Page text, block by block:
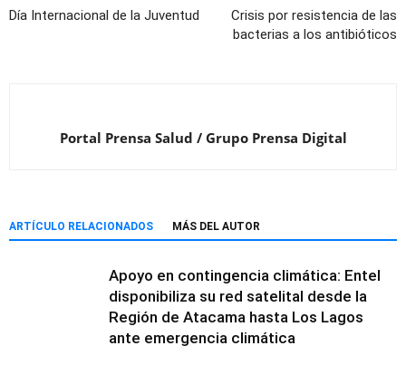
Día Internacional de la Juventud
Crisis por resistencia de las
bacterias a los antibióticos
Portal Prensa Salud / Grupo Prensa Digital
ARTÍCULO RELACIONADOS MÁS DEL AUTOR
Apoyo en contingencia climática: Entel
disponibiliza su red satelital desde la
Región de Atacama hasta Los Lagos
ante emergencia climática